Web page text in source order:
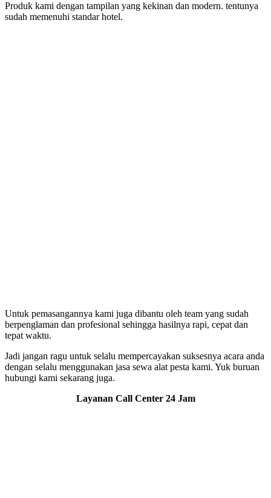
Produk kami dengan tampilan yang kekinan dan modern. tentunya
sudah memenuhi standar hotel.
Untuk pemasangannya kami juga dibantu oleh team yang sudah
berpenglaman dan profesional sehingga hasilnya rapi, cepat dan
tepat waktu.
Jadi jangan ragu untuk selalu mempercayakan suksesnya acara anda
dengan selalu menggunakan jasa sewa alat pesta kami. Yuk buruan
hubungi kami sekarang juga.
Layanan Call Center 24 Jam